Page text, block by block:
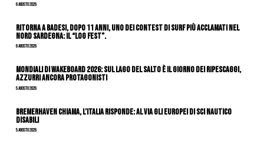
6 Agosto 2026
Ritorna a Badesi, dopo 11 anni, uno dei contest di surf più acclamati nel
nord Sardegna: il “Log Fest”.
6 Agosto 2026
Mondiali di Wakeboard 2026: sul Lago del Salto è il giorno dei ripescaggi,
azzurri ancora protagonisti
5 Agosto 2026
Bremerhaven chiama, l’Italia risponde: al via gli Europei di Sci Nautico
Disabili
5 Agosto 2026